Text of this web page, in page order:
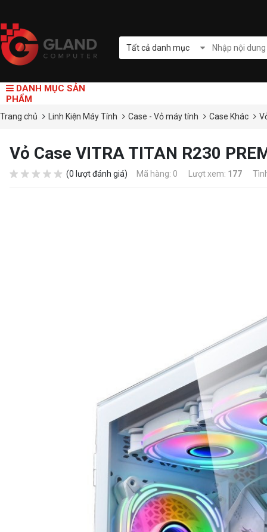
Tất cả danh mục
DANH MỤC SẢN
PHẨM
Trang chủ Linh Kiện Máy Tính Case - Vỏ máy tính Case Khác
Vỏ Case VITRA TITAN R230
(0 lượt đánh giá) Mã hàng: 0 Lượt xem: 177